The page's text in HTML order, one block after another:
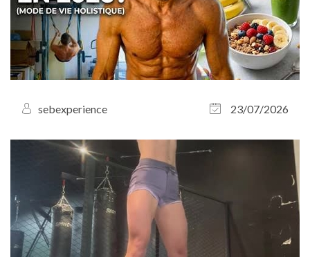
sebexperience 23/07/2026